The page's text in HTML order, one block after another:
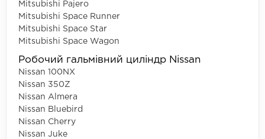
Mitsubishi Pajero
Mitsubishi Space Runner
Mitsubishi Space Star
Mitsubishi Space Wagon
Робочий гальмівний циліндр Nissan
Nissan 100NX
Nissan 350Z
Nissan Almera
Nissan Bluebird
Nissan Cherry
Nissan Juke